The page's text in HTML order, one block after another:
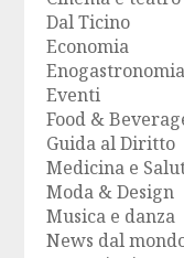
Dal Ticino
Economia
Enogastronomia
Eventi
Food &
Guida al Diritto
Medicina e
Moda & Design
Musica e danza
News dal